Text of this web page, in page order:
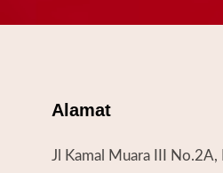
Alamat
Jl Kamal Muara III No.2A,